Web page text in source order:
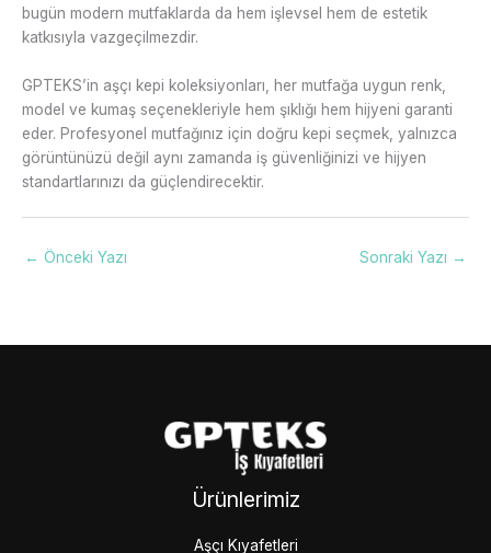
bugün modern mutfaklarda da hem işlevsel hem de estetik
katkısıyla vazgeçilmezdir.
GPTEKS’in aşçı kepi koleksiyonları, her mutfağa uygun renk,
model ve kumaş seçenekleriyle hem şıklığı hem hijyeni garanti
eder. Profesyonel mutfağınız için doğru kepi seçmek, yalnızca
görüntünüzü değil aynı zamanda iş güvenliğinizi ve hijyen
standartlarınızı da güçlendirecektir.
← Önceki Yazı Sonraki Yazı →
Ürünlerimiz
Aşçı Kıyafetleri